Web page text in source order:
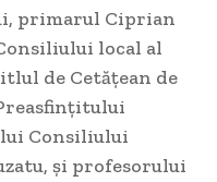
primarul Ciprian
local al
de Cetățean de
Consiliului
și profesorului